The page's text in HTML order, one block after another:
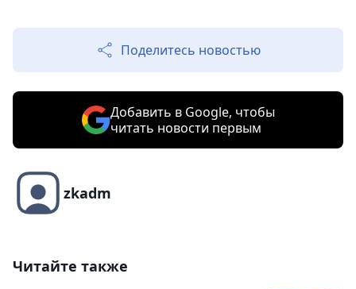
Поделитесь новостью
Добавить в Google, чтобы
читать новости первым
zkadm
Читайте также